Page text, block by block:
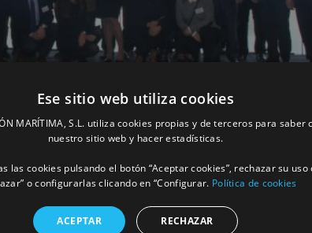
a la conferencia internacional
aplicadas a la seguridad
MÁS
Ese sitio web utiliza cookies
MARÍTIMA, S.L. utiliza cookies propias y de terceros para saber
nuestro sitio web y hacer estadísticas.
las cookies pulsando el botón “Aceptar cookies”, rechazar su uso
o configurarlas clicando en “Configurar. Política de cookies
ACEPTAR RECHAZAR